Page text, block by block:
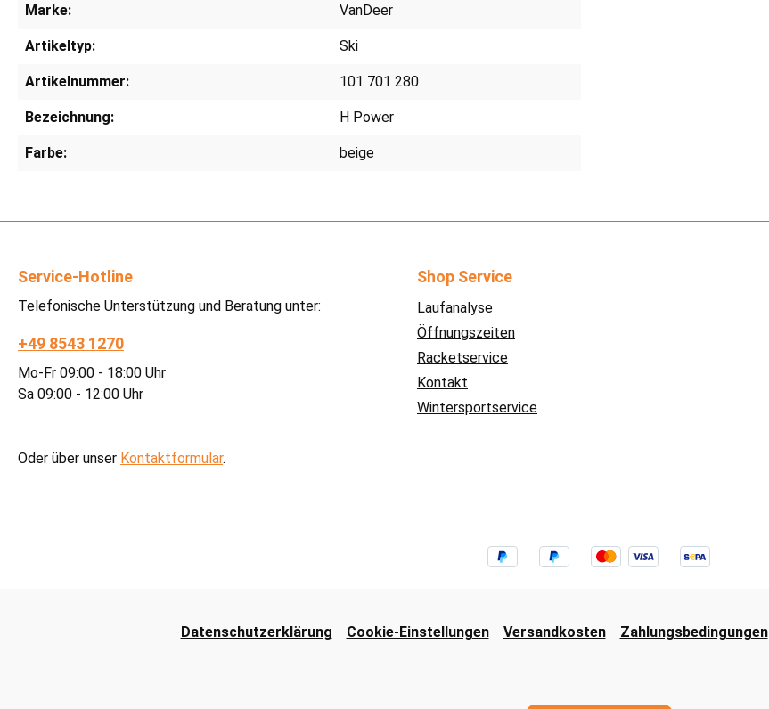
Marke: VanDeer
Artikeltyp: Ski
Artikelnummer: 101 701 280
Bezeichnung: H Power
Farbe: beige
Service-Hotline
Telefonische Unterstützung und Beratung unter:
+49 8543 1270
Mo-Fr 09:00 - 18:00 Uhr
Sa 09:00 - 12:00 Uhr
Oder über unser Kontaktformular.
Shop Service
Laufanalyse
Öffnungszeiten
Racketservice
Kontakt
Wintersportservice
Datenschutzerklärung Cookie-Einstellungen Versandkosten Zahlungsbedingungen